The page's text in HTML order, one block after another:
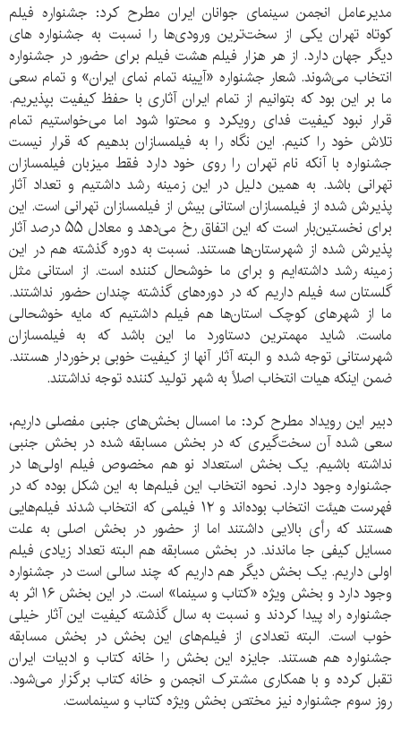
مدیرعامل انجمن سینمای جوانان ایران مطرح کرد: جشنواره فیلم
کوتاه تهران یکی از سخت‌ترین ورودی‌ها را نسبت به جشنواره های
دیگر جهان دارد. از هر هزار فیلم هشت فیلم برای حضور در جشنواره
انتخاب می‌شوند. شعار جشنواره «آیینه تمام نمای ایران» و تمام سعی
ما بر این بود که بتوانیم از تمام ایران آثاری با حفظ کیفیت بپذیریم.
قرار نبود کیفیت فدای رویکرد و محتوا شود اما می‌خواستیم تمام
تلاش خود را کنیم. این نگاه را به فیلمسازان بدهیم که قرار نیست
جشنواره با آنکه نام تهران را روی خود دارد فقط میزبان فیلمسازان
تهرانی باشد. به همین دلیل در این زمینه رشد داشتیم و تعداد آثار
پذیرش شده از فیلمسازان استانی بیش از فیلمسازان تهرانی است. این
برای نخستین‌بار است که این اتفاق رخ می‌دهد و معادل ۵۵ درصد آثار
پذیرش شده از شهرستان‌ها هستند. نسبت به دوره گذشته هم در این
زمینه رشد داشته‌ایم و برای ما خوشحال کننده است. از استانی مثل
گلستان سه فیلم داریم که در دوره‌های گذشته چندان حضور نداشتند.
ما از شهرهای کوچک استان‌ها هم فیلم داشتیم که مایه خوشحالی
ماست. شاید مهمترین دستاورد ما این باشد که به فیلمسازان
شهرستانی توجه شده و البته آثار آنها از کیفیت خوبی برخوردار هستند.
ضمن اینکه هیات انتخاب اصلاً به شهر تولید کننده توجه نداشتند.
دبیر این رویداد مطرح کرد: ما امسال بخش‌های جنبی مفصلی داریم،
سعی شده آن سخت‌گیری که در بخش مسابقه شده در بخش جنبی
نداشته باشیم. یک بخش استعداد نو هم مخصوص فیلم اولی‌ها در
جشنواره وجود دارد. نحوه انتخاب این فیلم‌ها به این شکل بوده که در
فهرست هیئت انتخاب بوده‌اند و ۱۲ فیلمی که انتخاب شدند فیلم‌هایی
هستند که رأی بالایی داشتند اما از حضور در بخش اصلی به علت
مسایل کیفی جا ماندند. در بخش مسابقه هم البته تعداد زیادی فیلم
اولی داریم. یک بخش دیگر هم داریم که چند سالی است در جشنواره
وجود دارد و بخش ویژه «کتاب و سینما» است. در این بخش ۱۶ اثر به
جشنواره راه پیدا کردند و نسبت به سال گذشته کیفیت این آثار خیلی
خوب است. البته تعدادی از فیلم‌های این بخش در بخش مسابقه
جشنواره هم هستند. جایزه این بخش را خانه کتاب و ادبیات ایران
تقبل کرده و با همکاری مشترک انجمن و خانه کتاب برگزار می‌شود.
روز سوم جشنواره نیز مختص بخش ویژه کتاب و سینماست.